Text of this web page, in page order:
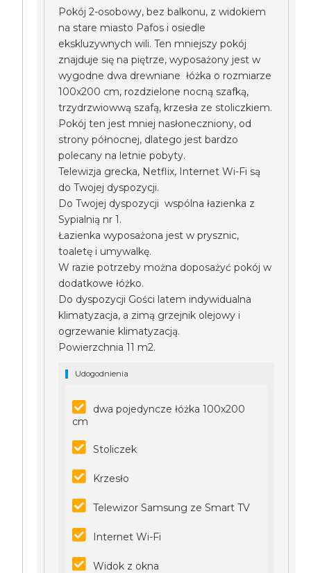
Pokój 2-osobowy, bez balkonu, z widokiem
na stare miasto Pafos i osiedle
ekskluzywnych wili. Ten mniejszy pokój
znajduje się na piętrze, wyposażony jest w
wygodne dwa drewniane łóżka o rozmiarze
100x200 cm, rozdzielone nocną szafką,
trzydrzwiowwą szafą, krzesła ze stoliczkiem.
Pokój ten jest mniej nasłoneczniony, od
strony północnej, dlatego jest bardzo
polecany na letnie pobyty.
Telewizja grecka, Netflix, Internet Wi-Fi są
do Twojej dyspozycji.
Do Twojej dyspozycji wspólna łazienka z
Sypialnią nr 1.
Łazienka wyposażona jest w prysznic,
toaletę i umywalkę.
W razie potrzeby można doposażyć pokój w
dodatkowe łóżko.
Do dyspozycji Gości latem indywidualna
klimatyzacja, a zimą grzejnik olejowy i
ogrzewanie klimatyzacją.
Powierzchnia 11 m2.
Udogodnienia
dwa pojedyncze łóżka 100x200
cm
Stoliczek
Krzesło
Telewizor Samsung ze Smart TV
Internet Wi-Fi
Widok z okna